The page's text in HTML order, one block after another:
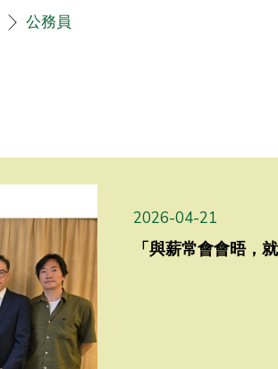
公務員
2026-04-21
「與薪常會會晤，